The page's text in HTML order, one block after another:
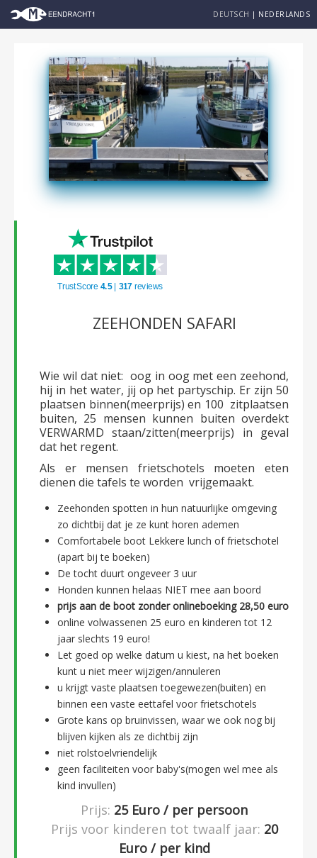
DEUTSCH | NEDERLANDS
TrustScore 4.5| 317reviews
ZEEHONDEN SAFARI
Wie wil dat niet: oog in oog met een zeehond,
hij in het water, jij op het partyschip. Er zijn 50
plaatsen binnen(meerprijs) en 100 zitplaatsen
buiten, 25 mensen kunnen buiten overdekt
VERWARMD staan/zitten(meerprijs) in geval
dat het regent.
Als er mensen frietschotels moeten eten
dienen die tafels te worden vrijgemaakt.
Zeehonden spotten in hun natuurlijke omgeving
zo dichtbij dat je ze kunt horen ademen
Comfortabele boot Lekkere lunch of frietschotel
(apart bij te boeken)
De tocht duurt ongeveer 3 uur
Honden kunnen helaas NIET mee aan boord
prijs aan de boot zonder onlineboeking 28,50 euro
online volwassenen 25 euro en kinderen tot 12
jaar slechts 19 euro!
Let goed op welke datum u kiest, na het boeken
kunt u niet meer wijzigen/annuleren
u krijgt vaste plaatsen toegewezen(buiten) en
binnen een vaste eettafel voor frietschotels
Grote kans op bruinvissen, waar we ook nog bij
blijven kijken als ze dichtbij zijn
niet rolstoelvriendelijk
geen faciliteiten voor baby's(mogen wel mee als
kind invullen)
Prijs: 25Euro / per persoon
Prijs voor kinderen tot twaalf jaar: 20
Euro / per kind